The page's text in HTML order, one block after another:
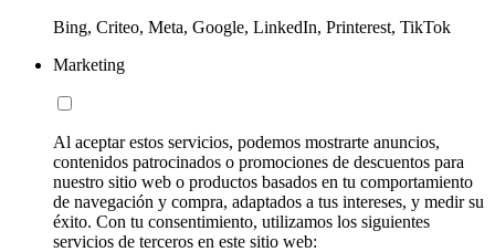
Bing, Criteo, Meta, Google, LinkedIn, Printerest, TikTok
Marketing
Al aceptar estos servicios, podemos mostrarte anuncios,
contenidos patrocinados o promociones de descuentos para
nuestro sitio web o productos basados en tu comportamiento
de navegación y compra, adaptados a tus intereses, y medir su
éxito. Con tu consentimiento, utilizamos los siguientes
servicios de terceros en este sitio web: